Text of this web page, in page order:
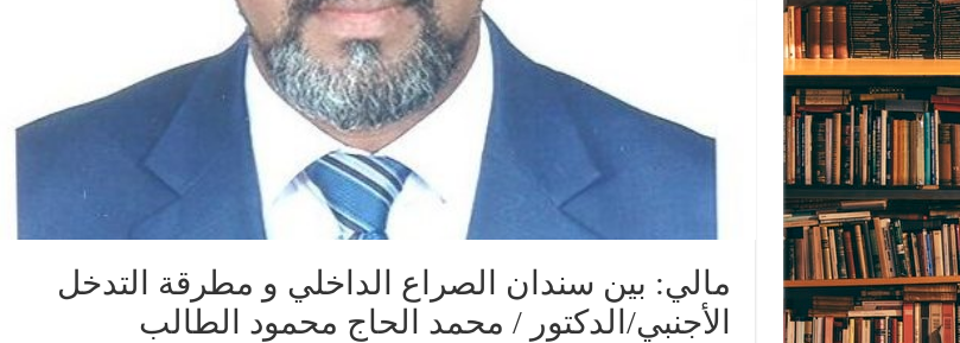
مالي: بين سندان الصراع الداخلي و مطرقة التدخل
الأجنبي/الدكتور / محمد الحاج محمود الطالب